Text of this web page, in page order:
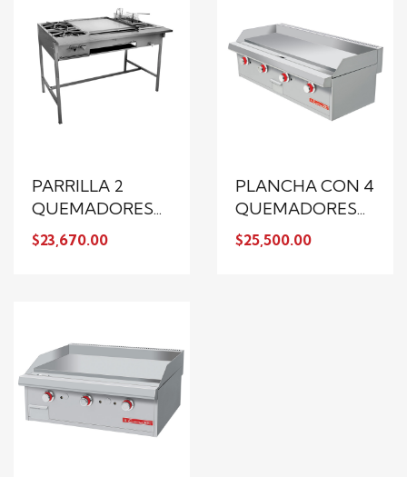
PARRILLA 2
QUEMADORES...
$23,670.00
PLANCHA CON 4
QUEMADORES...
$25,500.00